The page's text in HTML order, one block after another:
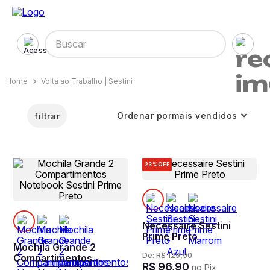
Buscar
Volta ao Trabalho | Sestini
filtrar Ordenar pormais vendidos
Mochila Grande 2
Compartimentos
23%OFF
Necessaire Sestini
Prime Preto
De: R$ 129,90
R$ 96,90 no Pix